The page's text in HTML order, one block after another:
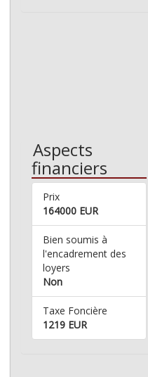
Aspects
financiers
Prix
164000 EUR
Bien soumis à
l'encadrement des
loyers
Non
Taxe Foncière
1219 EUR